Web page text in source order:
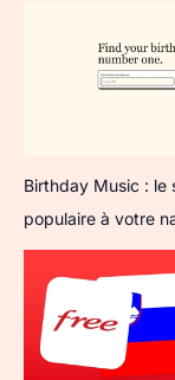
Birthday Music : le
populaire à votre